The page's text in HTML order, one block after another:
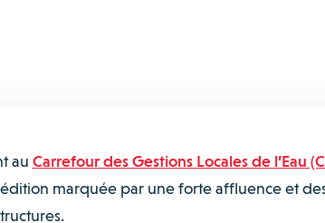
au Carrefour des Gestions Locales de l’Eau
édition marquée par une forte affluence et